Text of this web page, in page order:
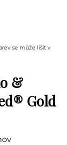
se může lišit v
&
Gold